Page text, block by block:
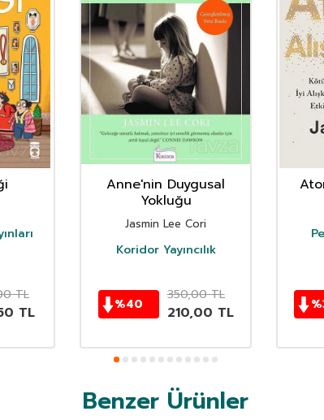
TL
TL
Anne'nin Duygusal
Yokluğu
Jasmin Lee Cori
Koridor Yayıncılık
%40
350,00TL
210,00 TL %
Benzer Ürünler